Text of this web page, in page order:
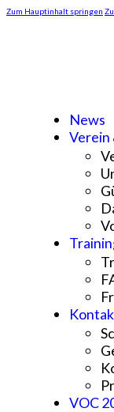
Zum Hauptinhalt springen
News
Verein
VOC